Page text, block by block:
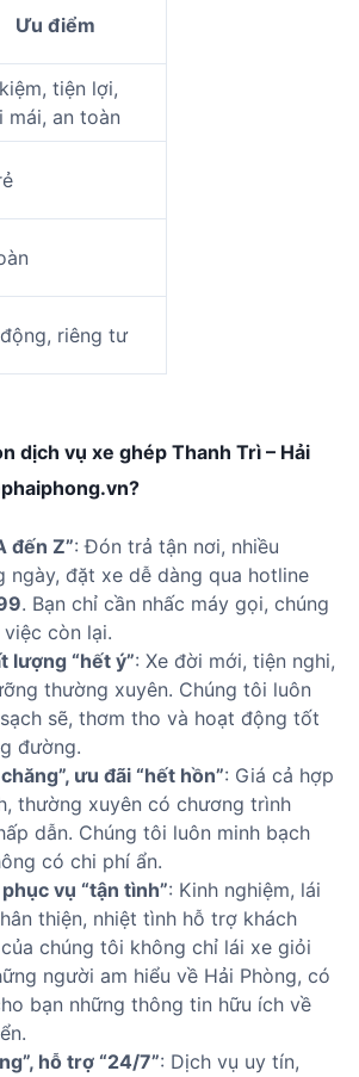
Ưu điểm
tiện lợi,
mái, an toàn
riêng tư
dịch vụ xe ghép Thanh Trì – Hải
đến Z”: Đón trả tận nơi, nhiều
ngày, đặt xe dễ dàng qua hotline
. Bạn chỉ cần nhấc máy gọi, chúng
còn lại.
lượng “hết ý”: Xe đời mới, tiện nghi,
thường xuyên. Chúng tôi luôn
sẽ, thơm tho và hoạt động tốt
đường.
ưu đãi “hết hồn”: Giá cả hợp
thường xuyên có chương trình
dẫn. Chúng tôi luôn minh bạch
có chi phí ẩn.
phục vụ “tận tình”: Kinh nghiệm, lái
thiện, nhiệt tình hỗ trợ khách
chúng tôi không chỉ lái xe giỏi
người am hiểu về Hải Phòng, có
bạn những thông tin hữu ích về
hỗ trợ “24/7”: Dịch vụ uy tín,